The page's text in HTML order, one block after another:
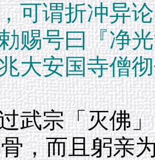
可谓折冲异
赐号曰『净
大安国寺僧
武宗「灭佛
，而且躬亲